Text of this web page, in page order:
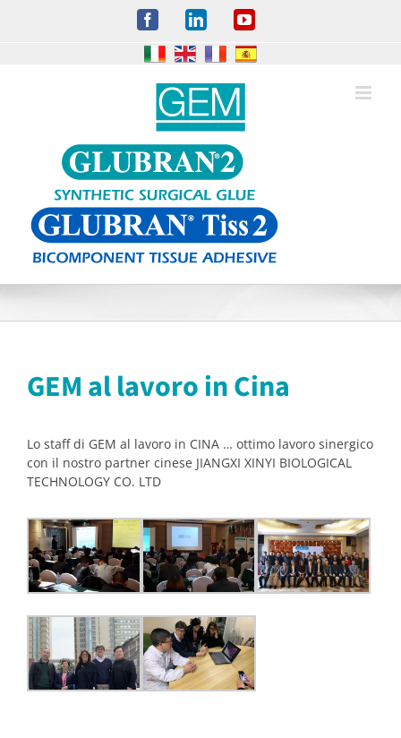
FacebookLinkedInYouTube
GEM al lavoro in Cina
Lo staff di GEM al lavoro in CINA … ottimo lavoro sinergico
con il nostro partner cinese JIANGXI XINYI BIOLOGICAL
TECHNOLOGY CO. LTD